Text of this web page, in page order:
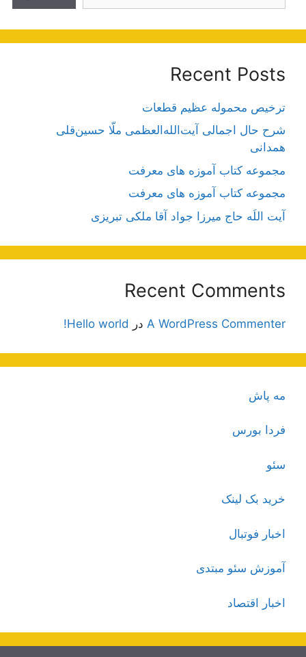
Recent Posts
ترخیص محموله عظیم قطعات
شرح حال اجمالی آیت‌الله‌العظمی ملّا حسین‌قلی
همدانی
مجموعه کتاب آموزه های معرفت
مجموعه کتاب آموزه های معرفت
آیت اللَه حاج میرزا جواد آقا ملکی تبریزی
Recent Comments
A WordPress Commenter در Hello world!
مه پاش
فردا بورس
سئو
خرید بک لینک
اخبار فوتبال
آموزش سئو مبتدی
اخبار اقتصاد